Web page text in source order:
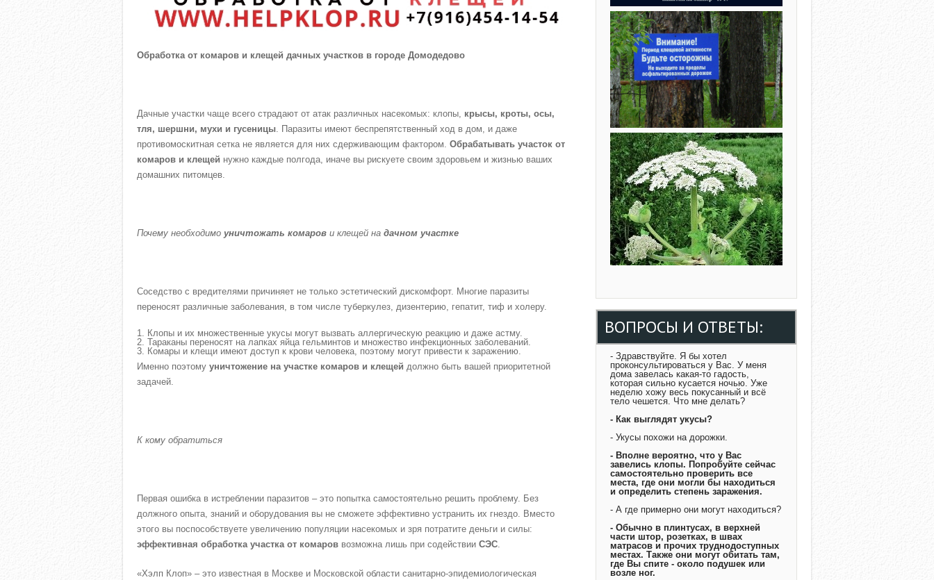
Обработка от комаров и клещей дачных участков в городе Домодедово
Дачные участки чаще всего страдают от атак различных насекомых: клопы, крысы, кроты, осы,
тля, шершни, мухи и гусеницы . Паразиты имеют беспрепятственный ход в дом, и даже
противомоскитная сетка не является для них сдерживающим фактором. Обрабатывать участок от
комаров и клещей нужно каждые полгода, иначе вы рискуете своим здоровьем и жизнью ваших
домашних питомцев.
Почему необходимо уничтожать комаров и клещей на дачном участке
Соседство с вредителями причиняет не только эстетический дискомфорт. Многие паразиты
переносят различные заболевания, в том числе туберкулез, дизентерию, гепатит, тиф и холеру.
Клопы и их множественные укусы могут вызвать аллергическую реакцию и даже астму.
Тараканы переносят на лапках яйца гельминтов и множество инфекционных заболеваний.
Комары и клещи имеют доступ к крови человека, поэтому могут привести к заражению.
Именно поэтому уничтожение на участке комаров и клещей должно быть вашей приоритетной
задачей.
К кому обратиться
Первая ошибка в истреблении паразитов – это попытка самостоятельно решить проблему. Без
должного опыта, знаний и оборудования вы не сможете эффективно устранить их гнездо. Вместо
этого вы поспособствуете увеличению популяции насекомых и зря потратите деньги и силы:
эффективная обработка участка от комаров возможна лишь при содействии СЭС
«Хэлп Клоп» – это известная в Москве и Московской области санитарно-эпидемиологическая
ВОПРОСЫ И ОТВЕТЫ:
- Здравствуйте. Я бы хотел
проконсультироваться у Вас. У меня
дома завелась какая-то гадость,
которая сильно кусается ночью. Уже
неделю хожу весь покусанный и всё
тело чешется. Что мне делать?
- Как выглядят укусы?
- Укусы похожи на дорожки.
- Вполне вероятно, что у Вас
завелись клопы. Попробуйте сейчас
самостоятельно проверить все
места, где они могли бы находиться
и определить степень заражения.
- А где примерно они могут находиться?
- Обычно в плинтусах, в верхней
части штор, розетках, в швах
матрасов и прочих труднодоступных
местах. Также они могут обитать там,
где Вы спите - около подушек или
возле ног.